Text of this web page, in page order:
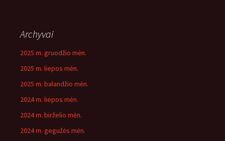
Archyvai
2025 m. gruodžio mėn.
2025 m. liepos mėn.
2025 m. balandžio mėn.
2024 m. liepos mėn.
2024 m. birželio mėn.
2024 m. gegužės mėn.